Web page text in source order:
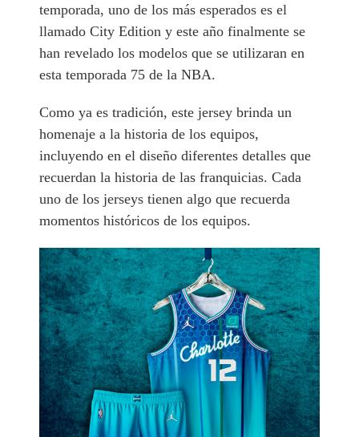
temporada, uno de los más esperados es el
llamado City Edition y este año finalmente se
han revelado los modelos que se utilizaran en
esta temporada 75 de la NBA.
Como ya es tradición, este jersey brinda un
homenaje a la historia de los equipos,
incluyendo en el diseño diferentes detalles que
recuerdan la historia de las franquicias. Cada
uno de los jerseys tienen algo que recuerda
momentos históricos de los equipos.